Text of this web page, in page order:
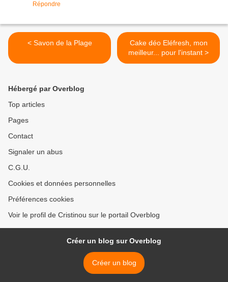
Répondre
< Savon de la Plage
Cake déo Eléfresh, mon
meilleur... pour l'instant >
Hébergé par Overblog
Top articles
Pages
Contact
Signaler un abus
C.G.U.
Cookies et données personnelles
Préférences cookies
Voir le profil de Cristinou sur le portail Overblog
Créer un blog sur Overblog
Créer un blog